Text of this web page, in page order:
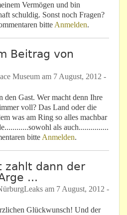
Vermögen und bin
schuldig. Sonst noch Fragen?
bitte Anmelden.
Beitrag von
Museum am 7 August, 2012 -
den Gast. Wer macht denn Ihre
voll? Das Land oder die
was am Ring so alles machbar
als auch...............
bitte Anmelden.
zahlt dann der
...
am 7 August, 2012 -
Glückwunsch! Und der